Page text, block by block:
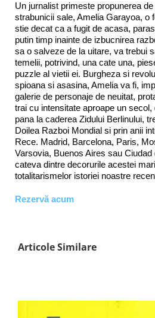
Un jurnalist primeste propunerea
strabunicii sale, Amelia Garayoa, o
stie decat ca a fugit de acasa,
putin timp inainte de izbucnirea
sa o salveze de la uitare, va trebui
temelii, potrivind, una cate una,
puzzle al vietii ei. Burgheza si
spioana si asasina, Amelia va fi,
galerie de personaje de neuitat,
trai cu intensitate aproape un
pana la caderea Zidului Berlinului,
Doilea Razboi Mondial si prin anii
Rece. Madrid, Barcelona, Paris,
Varsovia, Buenos Aires sau
cateva dintre decorurile acestei
totalitarismelor istoriei noastre
Rezervă acum
Articole Similare